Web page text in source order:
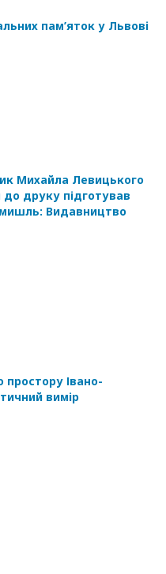
пам’яток у Львові
Михайла Левицького
до друку підготував
Видавництво
Івано-
вимір